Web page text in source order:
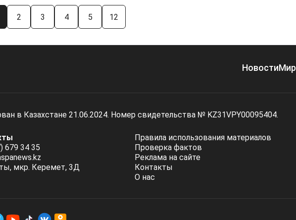
2 3 4 5 12
НовостиМир
в Казахстане 21.06.2024. Номер свидетельства № KZ31VPY00095404.
679 34 35
мкр. Керемет, 3Д
Правила использования материалов
Проверка фактов
Реклама на сайте
Контакты
О нас